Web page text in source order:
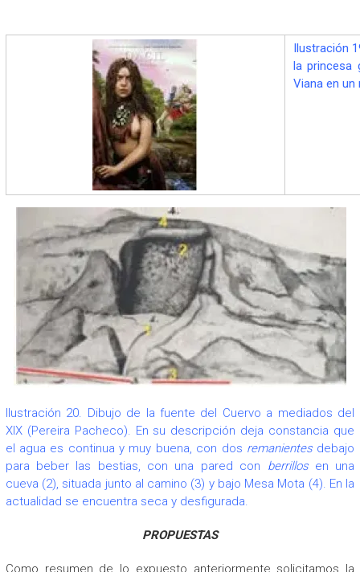
Ilustración
la princesa
Viana en un
Ilustración 20. Dibujo de la fuente del Cuervo a mediados del
XIX (Pereira Pacheco). En su descripción deja constancia que
el agua es continua y muy buena, con dos remanientes debajo
para beber las bestias, con una pared con berrillos en una
cueva (2), situada junto al camino (3) y bajo Mesa Mota (4). En la
actualidad se encuentra seca y desfigurada.
PROPUESTAS